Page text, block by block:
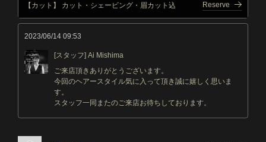
【カット】 カット・シェービング・眉カット込 Reserve
2023/06/14 09:53
[スタッフ] Ai Mishima
ご来店頂きありがとうございます。
今回のヘアースタイル気に入って頂き誠に嬉しく思いま
す。
スタッフ一同またのご来店お待ちしております。